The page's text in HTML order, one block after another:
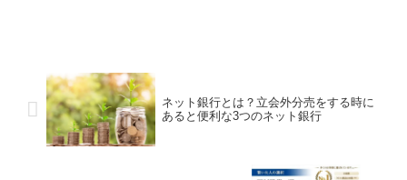
ネット銀行とは？立会外分売をする時に
あると便利な3つのネット銀行